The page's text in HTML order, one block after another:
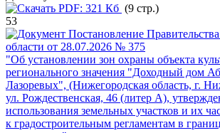
PDF: 321 Кб (9 стр.)
53
Постановление
области от 28.07.2026 № 375
"Об установлении зон охраны объекта
регионального значения "Доходный дом
Лазоревых", (Нижегородская область, г.
ул. Рождественская, 46 (литер А),
использования земельных участков и их
к градостроительным регламентам в